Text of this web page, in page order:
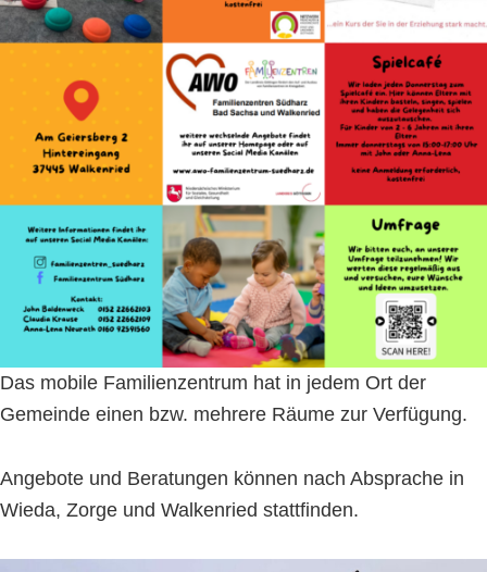
Das mobile Familienzentrum hat in jedem Ort der
Gemeinde einen bzw. mehrere Räume zur Verfügung.
Angebote und Beratungen können nach Absprache in
Wieda, Zorge und Walkenried stattfinden.